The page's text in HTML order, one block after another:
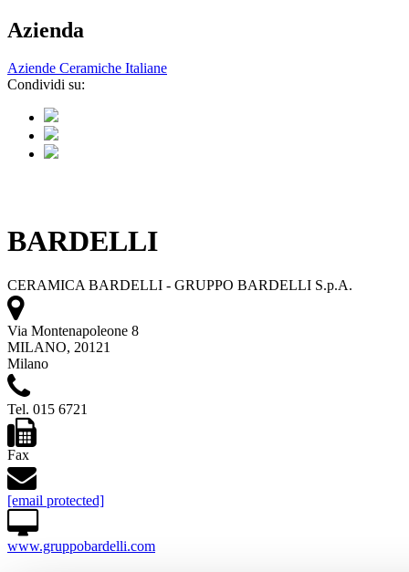
Azienda
Aziende Ceramiche Italiane
Condividi su:
BARDELLI
CERAMICA BARDELLI - GRUPPO BARDELLI S.p.A.
Via Montenapoleone 8
MILANO, 20121
Milano
Tel. 015 6721
Fax
[email protected]
www.gruppobardelli.com